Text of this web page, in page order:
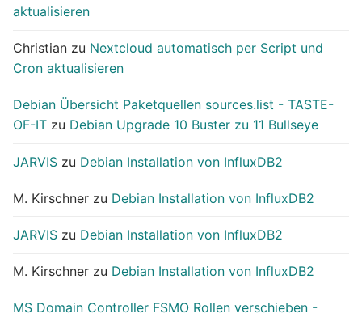
aktualisieren
Christian zu Nextcloud automatisch per Script und
Cron aktualisieren
Debian Übersicht Paketquellen sources.list - TASTE-
OF-IT zu Debian Upgrade 10 Buster zu 11 Bullseye
JARVIS zu Debian Installation von InfluxDB2
M. Kirschner zu Debian Installation von InfluxDB2
JARVIS zu Debian Installation von InfluxDB2
M. Kirschner zu Debian Installation von InfluxDB2
MS Domain Controller FSMO Rollen verschieben -